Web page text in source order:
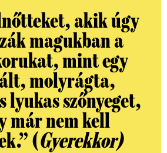
akik úgy
magukban a
mint egy
molyrágta,
lyukas szőnyeget,
már nem kell
” (Gyerekkor)